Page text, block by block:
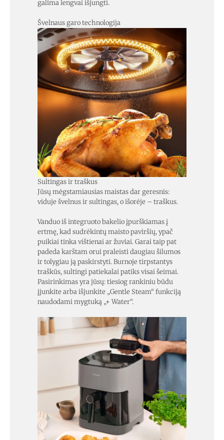
galima lengvai išjungti.
Švelnaus garo technologija
Sultingas ir traškus
Jūsų mėgstamiausias maistas dar geresnis:
viduje švelnus ir sultingas, o išorėje – traškus.
Vanduo iš integruoto bakelio įpurškiamas į
ertmę, kad sudrėkintų maisto paviršių, ypač
puikiai tinka vištienai ar žuviai. Garai taip pat
padeda karštam orui praleisti daugiau šilumos
ir tolygiau ją paskirstyti. Burnoje tirpstantys
traškūs, sultingi patiekalai patiks visai šeimai.
Pasirinkimas yra jūsų: tiesiog rankiniu būdu
įjunkite arba išjunkite „Gentle Steam“ funkciją
naudodami mygtuką „+ Water“.